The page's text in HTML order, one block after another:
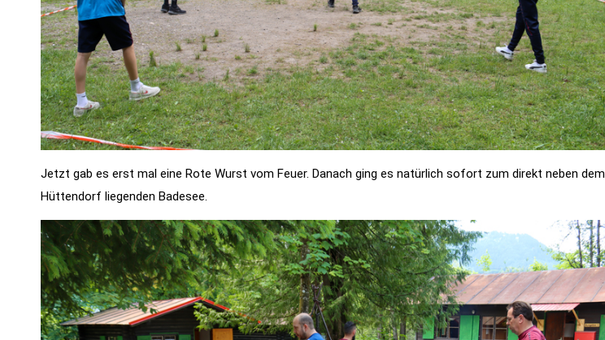
Jetzt gab es erst mal eine Rote Wurst vom Feuer. Danach ging es natürlich sofort zum direkt neben dem
Hüttendorf liegenden Badesee.
erhöhen Sie die
Wahrscheinlichkeit,
personalisierte
Inhalte und
Angebote zu
sehen.